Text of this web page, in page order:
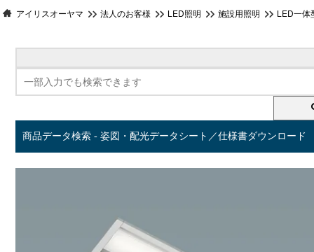
アイリスオーヤマ 法人のお客様 LED照明 施設用照明 LED一体
商品データ検索 - 姿図・配光データシート／仕様書ダウンロード